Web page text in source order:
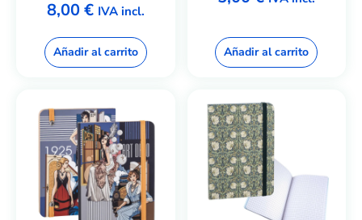
8,00€ IVA incl.
Añadir al carrito Añadir al carrito